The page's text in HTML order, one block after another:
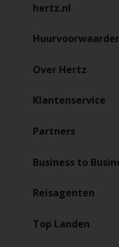
Bestuurders
hertz.nl
Over Hertz
Klantenservice
Partners
Business to
Reisagenten
Top Landen